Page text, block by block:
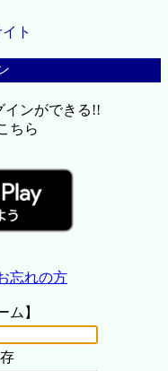
ト
インができる!!
ちら
忘れの方
ム】